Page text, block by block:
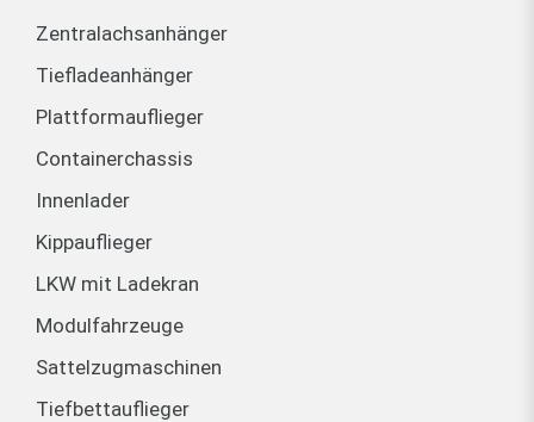
Zentralachsanhänger
Tiefladeanhänger
Plattformauflieger
Containerchassis
Innenlader
Kippauflieger
LKW mit Ladekran
Modulfahrzeuge
Sattelzugmaschinen
Tiefbettauflieger